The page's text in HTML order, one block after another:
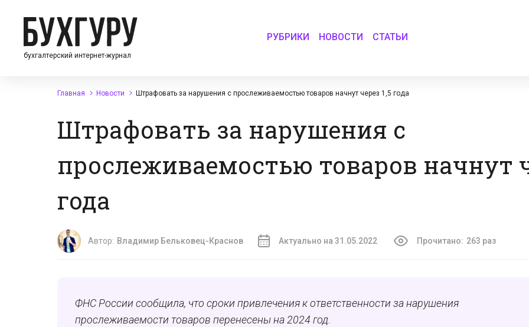
бухгалтерский интернет-журнал
РУБРИКИ НОВОСТИ СТАТЬИ
Главная Новости Штрафовать за нарушения с прослеживаемостью товаров начнут через 1,5 года
Штрафовать за нарушения с
прослеживаемостью товаров начнут
года
Автор: Владимир Бельковец-Краснов Актуально на 31.05.2022 Прочитано: 263 раз
ФНС России сообщила, что сроки привлечения к ответственности за нарушения
прослеживаемости товаров перенесены на 2024 год.